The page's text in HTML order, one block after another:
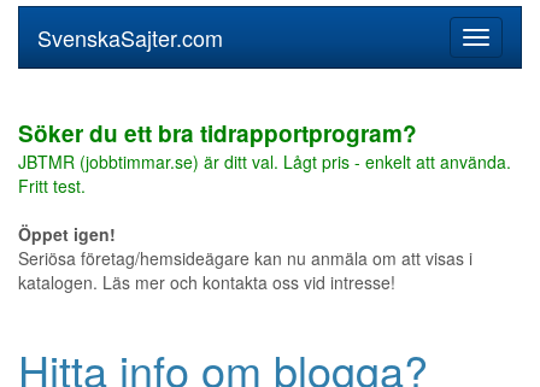
meny
SvenskaSajter.com
Söker du ett bra tidrapportprogram?
JBTMR (jobbtimmar.se) är ditt val. Lågt pris - enkelt att använda.
Fritt test.
Öppet igen!
Seriösa företag/hemsideägare kan nu anmäla om att visas i
katalogen. Läs mer och kontakta oss vid intresse!
Hitta info om blogga?